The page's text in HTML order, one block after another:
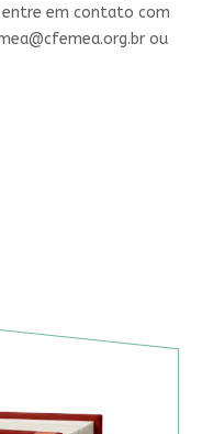
entre em contato com
ou